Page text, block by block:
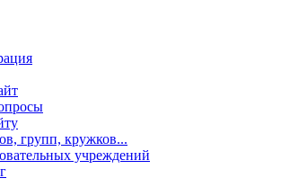
групп, кружков...
учреждений